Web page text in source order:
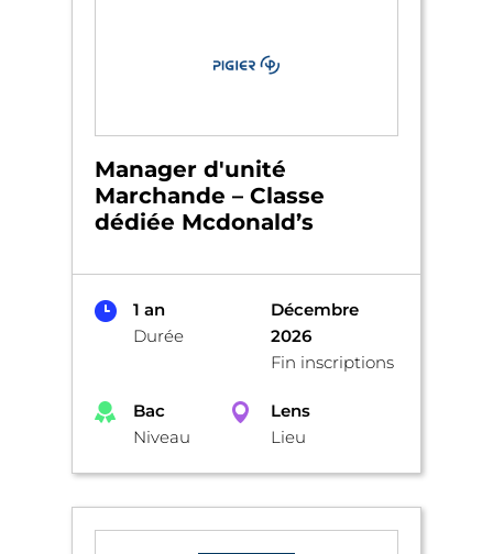
Manager d'unité
Marchande – Classe
dédiée Mcdonald’s
1 an
Durée
Décembre
2026
Fin inscriptions
Bac
Niveau
Lens
Lieu